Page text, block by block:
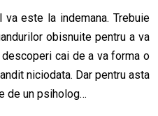
va este la indemana. Trebuie
obisnuite pentru a va
cai de a va forma o
niciodata. Dar pentru asta
de un psiholog…